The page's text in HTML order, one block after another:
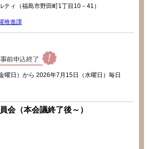
ィ（福島市野田町1丁目10－41）
推進課
曜日）から 2026年7月15日（水曜日）毎日
会（本会議終了後～）